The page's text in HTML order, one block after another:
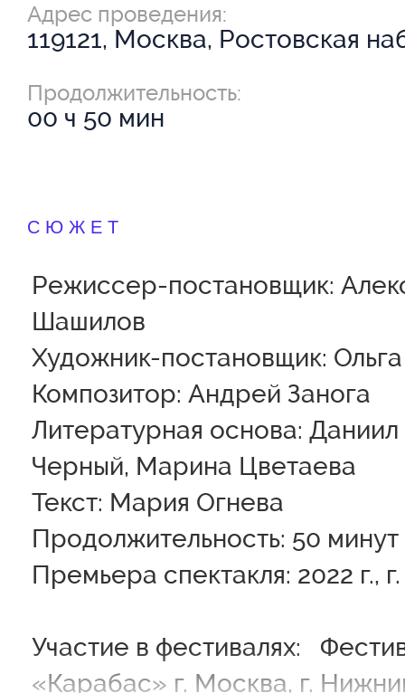
Адрес проведения:
119121, Москва, Ростовская
Продолжительность:
00 ч 50 мин
СЮЖЕТ
Режиссер-постановщик:
Шашилов
Художник-постановщик:
Композитор: Андрей Занога
Литературная основа:
Черный, Марина Цветаева
Текст: Мария Огнева
Продолжительность: 50 минут
Премьера спектакля: 2022 г.,
Участие в фестивалях:
«Карабас» г. Москва, г.